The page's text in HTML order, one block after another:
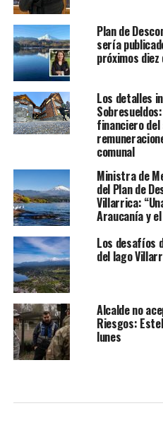
Plan de
sería
próximos diez
Los detalles
financiero del
comunal
Ministra de
del Plan de
Villarrica:
Araucanía y
Los desafíos
del lago
Alcalde no
Riesgos:
lunes